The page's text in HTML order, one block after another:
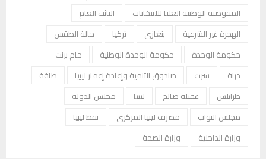
المفوضية الوطنية العليا للانتخابات
النائب العام
الهجرة غير الشرعية
بنغازي تركيا
حالة الطقس
حكومة الوحدة
حكومة الوحدة الوطنية
خام برنت
درنة
سرت صندوق التنمية وإعادة إعمار ليبيا
طاقة
طرابلس
عقيلة صالح ليبيا
مجلس الدولة
مجلس النواب
مصرف ليبيا المركزي
نفط ليبيا
وزارة الداخلية
وزارة الصحة